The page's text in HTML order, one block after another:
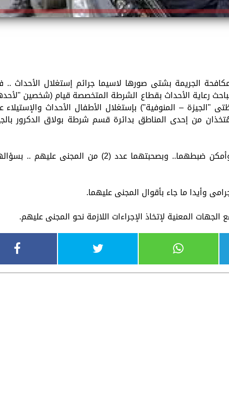
الجريمة بشتى صورها لاسيما جرائم إستغلال الأحداث ..
رعاية الأحداث بقطاع الشرطة المتخصصة قيام (شخصين
"الجيزة – المنوفية") بإستغلال الأطفال الأحداث والإستيلاء
من إحدى المناطق بدائرة قسم شرطة بولاق الدكرور
عقب تقنين الإجراءات تم إستهدافهما وأمكن ضبطهما.. وبصحبتهما عدد (2) من المجنى عليهم
وأيدا ما جاء بأقوال المجنى عليهما.
الجهات المعنية لإتخاذ الإجراءات اللازمة نحو المجنى عليهم.